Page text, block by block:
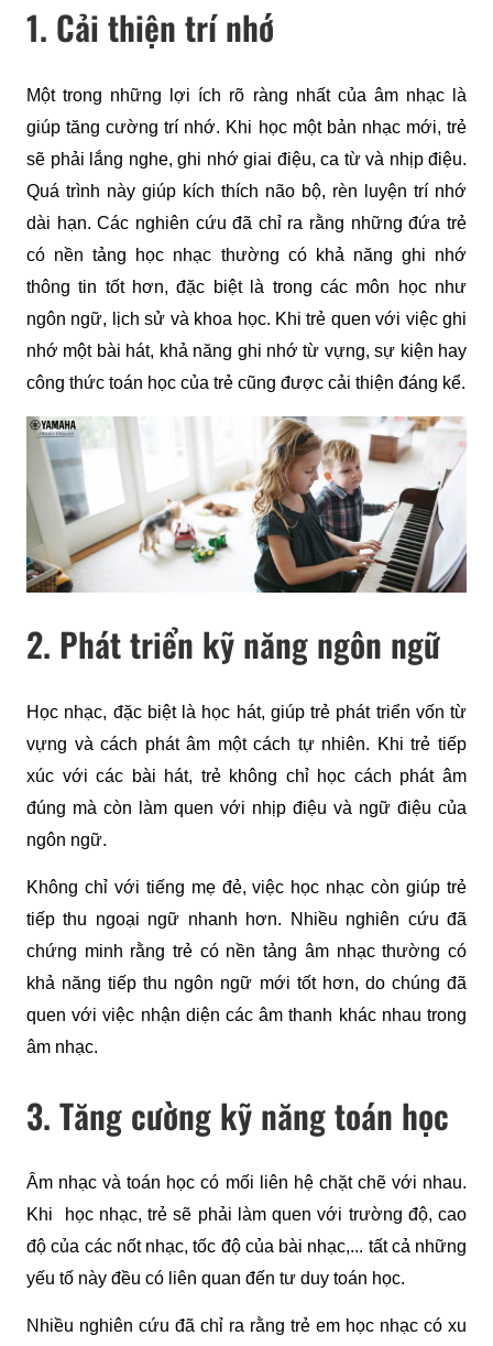
1. Cải thiện trí nhớ
Một trong những lợi ích rõ ràng nhất của âm nhạc là
giúp tăng cường trí nhớ. Khi học một bản nhạc mới, trẻ
sẽ phải lắng nghe, ghi nhớ giai điệu, ca từ và nhịp điệu.
Quá trình này giúp kích thích não bộ, rèn luyện trí nhớ
dài hạn. Các nghiên cứu đã chỉ ra rằng những đứa trẻ
có nền tảng học nhạc thường có khả năng ghi nhớ
thông tin tốt hơn, đặc biệt là trong các môn học như
ngôn ngữ, lịch sử và khoa học. Khi trẻ quen với việc ghi
nhớ một bài hát, khả năng ghi nhớ từ vựng, sự kiện hay
công thức toán học của trẻ cũng được cải thiện đáng kể.
2. Phát triển kỹ năng ngôn ngữ
Học nhạc, đặc biệt là học hát, giúp trẻ phát triển vốn từ
vựng và cách phát âm một cách tự nhiên. Khi trẻ tiếp
xúc với các bài hát, trẻ không chỉ học cách phát âm
đúng mà còn làm quen với nhịp điệu và ngữ điệu của
ngôn ngữ.
Không chỉ với tiếng mẹ đẻ, việc học nhạc còn giúp trẻ
tiếp thu ngoại ngữ nhanh hơn. Nhiều nghiên cứu đã
chứng minh rằng trẻ có nền tảng âm nhạc thường có
khả năng tiếp thu ngôn ngữ mới tốt hơn, do chúng đã
quen với việc nhận diện các âm thanh khác nhau trong
âm nhạc.
3. Tăng cường kỹ năng toán học
Âm nhạc và toán học có mối liên hệ chặt chẽ với nhau.
Khi  học nhạc, trẻ sẽ phải làm quen với trường độ, cao
độ của các nốt nhạc, tốc độ của bài nhạc,... tất cả những
yếu tố này đều có liên quan đến tư duy toán học.
Nhiều nghiên cứu đã chỉ ra rằng trẻ em học nhạc có xu